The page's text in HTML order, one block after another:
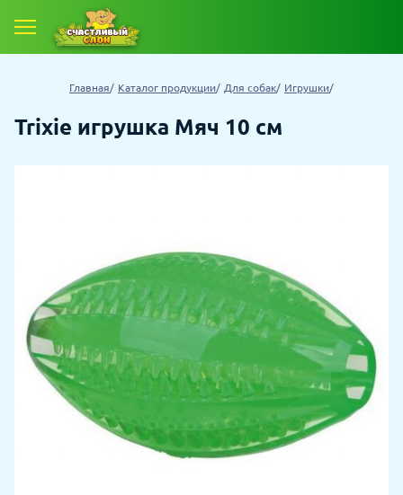
Главная Каталог продукции Для собак Игрушки
Trixie игрушка Мяч 10 см